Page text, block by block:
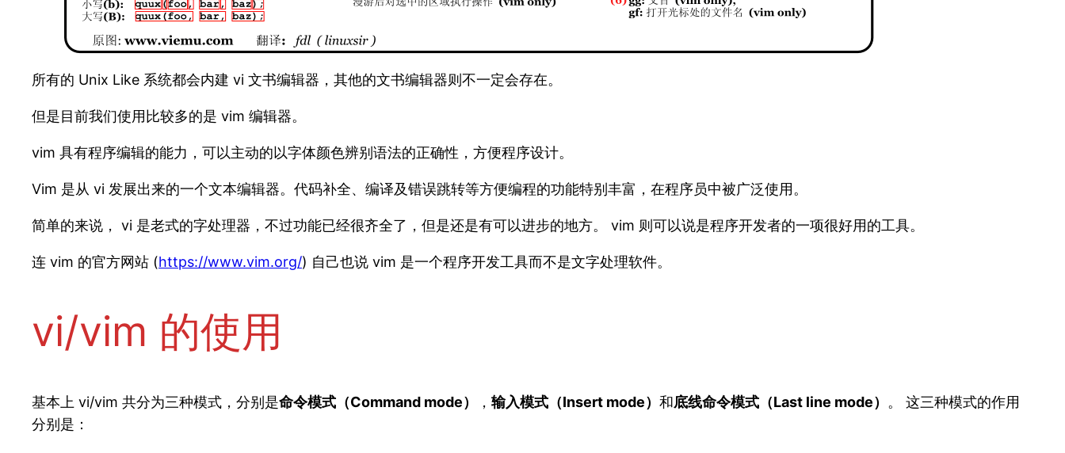
所有的 Unix Like 系统都会内建 vi 文书编辑器，其他的文书编辑器则不一定会存在。
但是目前我们使用比较多的是 vim 编辑器。
vim 具有程序编辑的能力，可以主动的以字体颜色辨别语法的正确性，方便程序设计。
Vim 是从 vi 发展出来的一个文本编辑器。代码补全、编译及错误跳转等方便编程的功能特别丰富，在程序员中被广泛使用。
简单的来说， vi 是老式的字处理器，不过功能已经很齐全了，但是还是有可以进步的地方。 vim 则可以说是程序开发者的一项很好用的工具。
连 vim 的官方网站 (https://www.vim.org/) 自己也说 vim 是一个程序开发工具而不是文字处理软件。
vi/vim 的使用
基本上 vi/vim 共分为三种模式，分别是命令模式（Command mode） ， 输入模式（Insert mode） 和底线命令模式（Last line mode） 。 这三种模式的作用
分别是：